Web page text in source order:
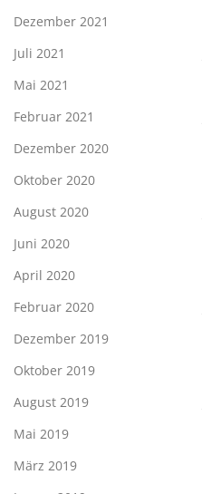
Dezember 2021
Juli 2021
Mai 2021
Februar 2021
Dezember 2020
Oktober 2020
August 2020
Juni 2020
April 2020
Februar 2020
Dezember 2019
Oktober 2019
August 2019
Mai 2019
März 2019